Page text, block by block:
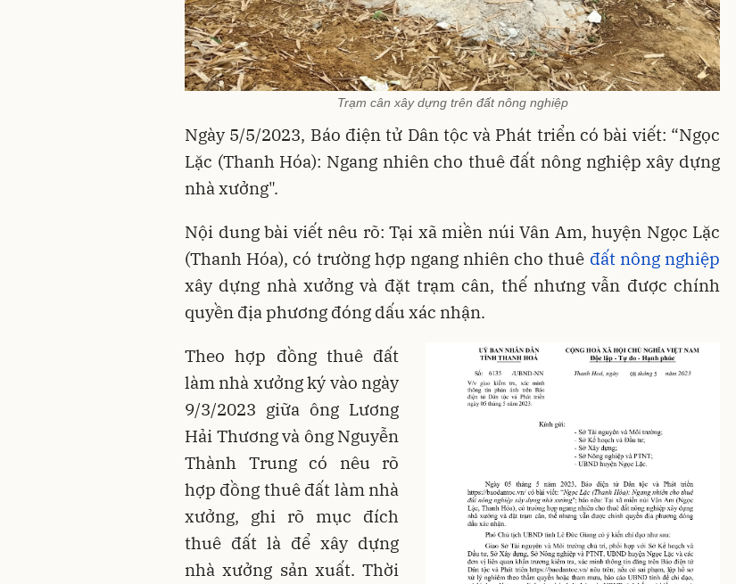
Trạm cân xây dựng trên đất nông nghiệp
Ngày 5/5/2023, Báo điện tử Dân tộc và Phát triển có bài viết: “Ngọc
Lặc (Thanh Hóa): Ngang nhiên cho thuê đất nông nghiệp xây dựng
nhà xưởng".
Nội dung bài viết nêu rõ: Tại xã miền núi Vân Am, huyện Ngọc Lặc
(Thanh Hóa), có trường hợp ngang nhiên cho thuê đất nông nghiệp
xây dựng nhà xưởng và đặt trạm cân, thế nhưng vẫn được chính
quyền địa phương đóng dấu xác nhận.
Theo hợp đồng thuê đất
làm nhà xưởng ký vào ngày
9/3/2023 giữa ông Lương
Hải Thương và ông Nguyễn
Thành Trung có nêu rõ
hợp đồng thuê đất làm nhà
xưởng, ghi rõ mục đích
thuê đất là để xây dựng
nhà xưởng sản xuất. Thời